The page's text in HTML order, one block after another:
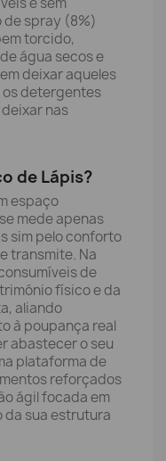
de spray (8%)
torcido,
água secos e
deixar aqueles
detergentes
nas
de Lápis?
espaço
mede apenas
sim pelo conforto
transmite. Na
de
físico e da
aliando
à poupança real
abastecer o seu
plataforma de
reforçados
ágil focada em
sua estrutura